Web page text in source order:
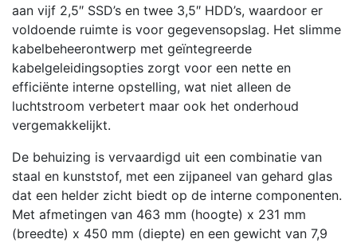
aan vijf 2,5″ SSD’s en twee 3,5″ HDD’s, waardoor er
voldoende ruimte is voor gegevensopslag. Het slimme
kabelbeheerontwerp met geïntegreerde
kabelgeleidingsopties zorgt voor een nette en
efficiënte interne opstelling, wat niet alleen de
luchtstroom verbetert maar ook het onderhoud
vergemakkelijkt.
De behuizing is vervaardigd uit een combinatie van
staal en kunststof, met een zijpaneel van gehard glas
dat een helder zicht biedt op de interne componenten.
Met afmetingen van 463 mm (hoogte) x 231 mm
(breedte) x 450 mm (diepte) en een gewicht van 7,9